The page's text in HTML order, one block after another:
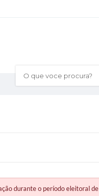
O que voce procura?
durante o período eleitoral de